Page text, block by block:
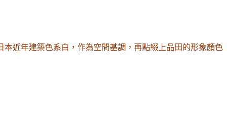
近年建築色系白，作為空間基調，再點綴上品田的形象顏色